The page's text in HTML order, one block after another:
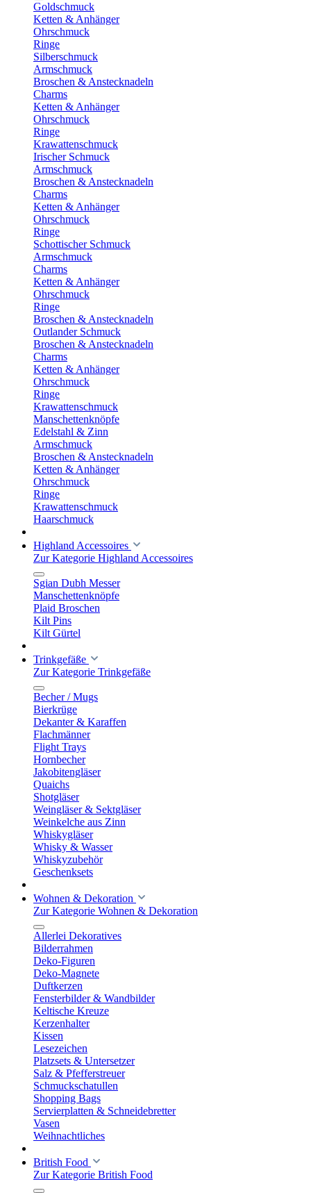
Goldschmuck
Ketten & Anhänger
Ohrschmuck
Ringe
Silberschmuck
Armschmuck
Broschen & Anstecknadeln
Charms
Ketten & Anhänger
Ohrschmuck
Ringe
Krawattenschmuck
Irischer Schmuck
Armschmuck
Broschen & Anstecknadeln
Charms
Ketten & Anhänger
Ohrschmuck
Ringe
Schottischer Schmuck
Armschmuck
Charms
Ketten & Anhänger
Ohrschmuck
Ringe
Broschen & Anstecknadeln
Outlander Schmuck
Broschen & Anstecknadeln
Charms
Ketten & Anhänger
Ohrschmuck
Ringe
Krawattenschmuck
Manschettenknöpfe
Edelstahl & Zinn
Armschmuck
Broschen & Anstecknadeln
Ketten & Anhänger
Ohrschmuck
Ringe
Krawattenschmuck
Haarschmuck
Highland Accessoires
Zur Kategorie Highland Accessoires
Sgian Dubh Messer
Manschettenknöpfe
Plaid Broschen
Kilt Pins
Kilt Gürtel
Trinkgefäße
Zur Kategorie Trinkgefäße
Becher / Mugs
Bierkrüge
Dekanter & Karaffen
Flachmänner
Flight Trays
Hornbecher
Jakobitengläser
Quaichs
Shotgläser
Weingläser & Sektgläser
Weinkelche aus Zinn
Whiskygläser
Whisky & Wasser
Whiskyzubehör
Geschenksets
Wohnen & Dekoration
Zur Kategorie Wohnen & Dekoration
Allerlei Dekoratives
Bilderrahmen
Deko-Figuren
Deko-Magnete
Duftkerzen
Fensterbilder & Wandbilder
Keltische Kreuze
Kerzenhalter
Kissen
Lesezeichen
Platzsets & Untersetzer
Salz & Pfefferstreuer
Schmuckschatullen
Shopping Bags
Servierplatten & Schneidebretter
Vasen
Weihnachtliches
British Food
Zur Kategorie British Food